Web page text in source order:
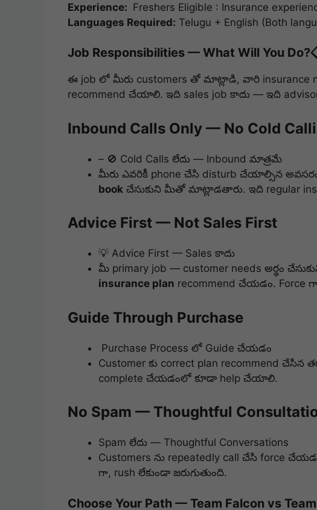
Experience: Freshers Eligible : Insurance
Languages Required: Telugu + English (Both
Job Responsibilities — What Will You Do?
ఈ job లో మీరు customers తో మాట్లాడి, వారి insurance
recommend చేయాలి. ఇది sales job కాదు — ఇది
Inbound Calls Only — No Cold
– 🚫 Cold Calls లేదు — Inbound మాత్రమే
మీరు ఎవరికీ phone చేసి disturb చేయాల్సిన అవసరం
book చేసుకుని మీతో మాట్లాడతారు. ఇది regular
Advice First — Not Sales First
💡 Advice First — Sales కాదు
మీ primary job — customer needs అర్థం
insurance plan recommend చేయడం. Force
Guide Through Purchase
Purchase Process లో Guide చేయడం
Customer కు correct plan recommend
complete చేయడంలో కూడా help చేయాలి.
No Spam — Thoughtful
Spam లేదు — Thoughtful Conversations
Customers ను repeatedly call చేసి force
గా, rush లేకుండా జరుగుతుంది.
Choose Your Path — Team Falcon vs